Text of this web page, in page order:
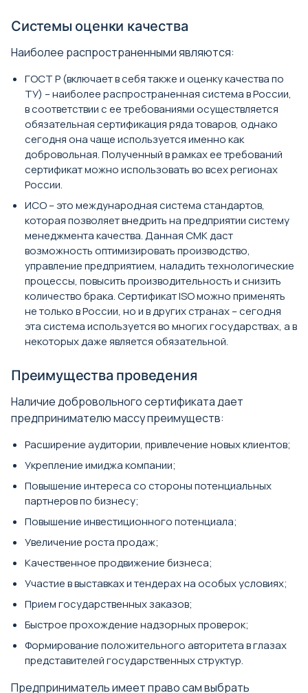
Системы оценки качества
Наиболее распространенными являются:
ГОСТ Р (включает в себя также и оценку качества по
ТУ) – наиболее распространенная система в России,
в соответствии с ее требованиями осуществляется
обязательная сертификация ряда товаров, однако
сегодня она чаще используется именно как
добровольная. Полученный в рамках ее требований
сертификат можно использовать во всех регионах
России.
ИСО – это международная система стандартов,
которая позволяет внедрить на предприятии систему
менеджмента качества. Данная СМК даст
возможность оптимизировать производство,
управление предприятием, наладить технологические
процессы, повысить производительность и снизить
количество брака. Сертификат ISO можно применять
не только в России, но и в других странах – сегодня
эта система используется во многих государствах, а в
некоторых даже является обязательной.
Преимущества проведения
Наличие добровольного сертификата дает
предпринимателю массу преимуществ:
Расширение аудитории, привлечение новых клиентов;
Укрепление имиджа компании;
Повышение интереса со стороны потенциальных
партнеров по бизнесу;
Повышение инвестиционного потенциала;
Увеличение роста продаж;
Качественное продвижение бизнеса;
Участие в выставках и тендерах на особых условиях;
Прием государственных заказов;
Быстрое прохождение надзорных проверок;
Формирование положительного авторитета в глазах
представителей государственных структур.
Предприниматель имеет право сам выбрать